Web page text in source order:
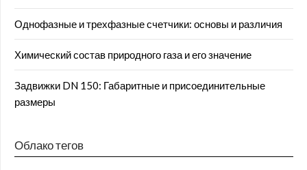
Однофазные и трехфазные счетчики: основы и различия
Химический состав природного газа и его значение
Задвижки DN 150: Габаритные и присоединительные
размеры
Облако тегов